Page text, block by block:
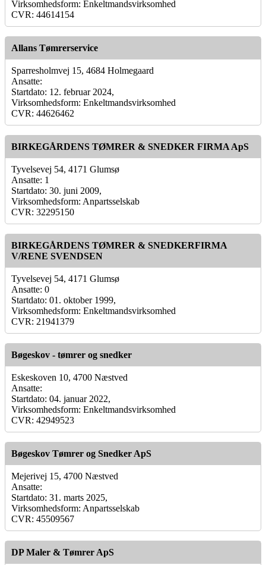
Virksomhedsform: Enkeltmandsvirksomhed
CVR: 44614154
Allans Tømrerservice
Sparresholmvej 15, 4684 Holmegaard
Ansatte:
Startdato: 12. februar 2024,
Virksomhedsform: Enkeltmandsvirksomhed
CVR: 44626462
BIRKEGÅRDENS TØMRER & SNEDKER FIRMA ApS
Tyvelsevej 54, 4171 Glumsø
Ansatte: 1
Startdato: 30. juni 2009,
Virksomhedsform: Anpartsselskab
CVR: 32295150
BIRKEGÅRDENS TØMRER & SNEDKERFIRMA
V/RENE SVENDSEN
Tyvelsevej 54, 4171 Glumsø
Ansatte: 0
Startdato: 01. oktober 1999,
Virksomhedsform: Enkeltmandsvirksomhed
CVR: 21941379
Bøgeskov - tømrer og snedker
Eskeskoven 10, 4700 Næstved
Ansatte:
Startdato: 04. januar 2022,
Virksomhedsform: Enkeltmandsvirksomhed
CVR: 42949523
Bøgeskov Tømrer og Snedker ApS
Mejerivej 15, 4700 Næstved
Ansatte:
Startdato: 31. marts 2025,
Virksomhedsform: Anpartsselskab
CVR: 45509567
DP Maler & Tømrer ApS